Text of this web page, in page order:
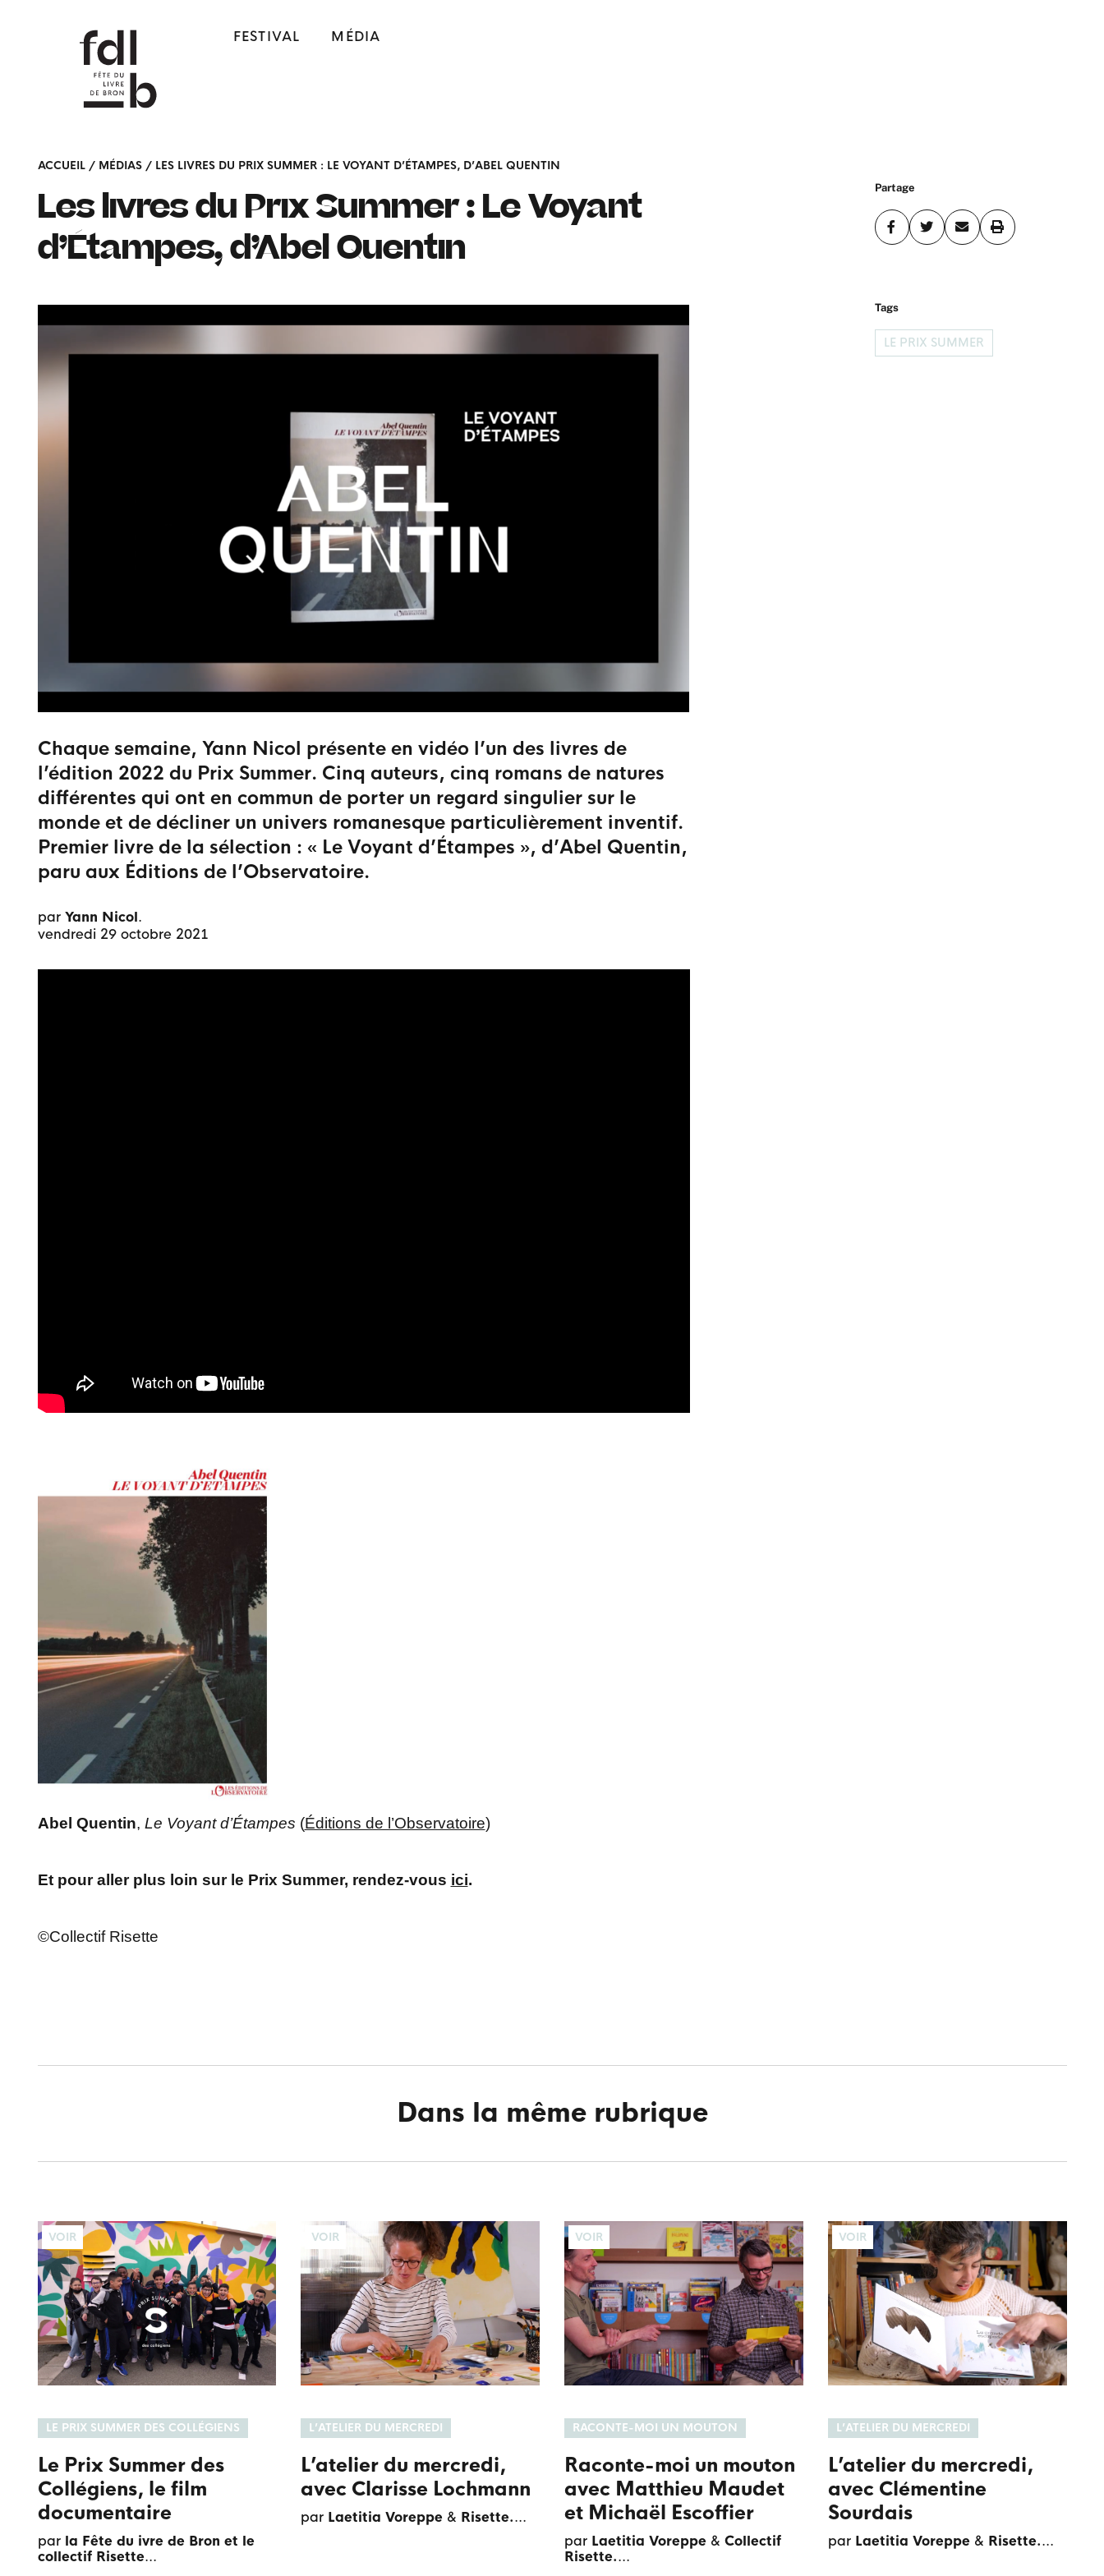
FESTIVAL MÉDIA
ACCUEIL/ MÉDIAS/ LES LIVRES DU PRIX SUMMER : LE VOYANT D’ÉTAMPES, D’ABEL QUENTIN
Les livres du Prix Summer : Le Voyant
d’Étampes, d’Abel Quentin
Chaque semaine, Yann Nicol présente en vidéo l’un des livres de
l’édition 2022 du Prix Summer. Cinq auteurs, cinq romans de natures
différentes qui ont en commun de porter un regard singulier sur le
monde et de décliner un univers romanesque particulièrement inventif.
Premier livre de la sélection : « Le Voyant d’Étampes », d’Abel Quentin,
paru aux Éditions de l’Observatoire.
par Yann Nicol.
vendredi 29 octobre 2021
Abel Quentin, Le Voyant d’Étampes (Éditions de l’Observatoire)
Et pour aller plus loin sur le Prix Summer, rendez-vous ici.
©Collectif Risette
Partage
Tags
LE PRIX SUMMER
Dans la même rubrique
VOIR
LE PRIX SUMMER DES COLLÉGIENS
Le Prix Summer des
Collégiens, le film
documentaire
par la Fête du ivre de Bron et le
collectif Risette
VOIR
L’ATELIER DU MERCREDI
L’atelier du mercredi,
avec Clarisse Lochmann
par Laetitia Voreppe & Risette.
VOIR
RACONTE-MOI UN MOUTON
Raconte-moi un mouton
avec Matthieu Maudet
et Michaël Escoffier
par Laetitia Voreppe & Collectif
Risette.
VOIR
L’ATELIER DU MERCREDI
L’atelier du mercredi,
avec Clémentine
Sourdais
par Laetitia Voreppe& Risette.